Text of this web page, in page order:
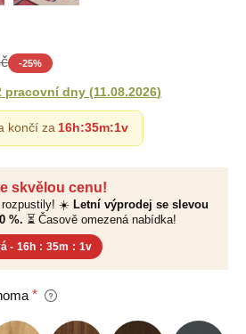
skvělou cenu!
rozpustily! ☀️ Letní výprodej se slevou
%. ⏳ Časově omezená nabídka!
- 16h : 35m : 0v
-25%
pracovní dny (11.08.2026)
končí za 16h:35m:0v